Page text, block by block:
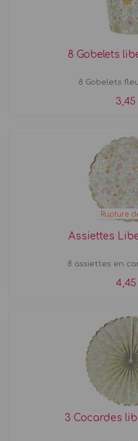
8 Gobelets
8 Gobelets
Rupture
Assiettes
8 assiettes en
3 Cocardes